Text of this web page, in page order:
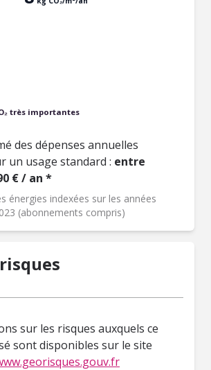
très importantes
des dépenses annuelles
un usage standard : entre
€ / an *
énergies indexées sur les années
(abonnements compris)
sur les risques auxquels ce
sont disponibles sur le site